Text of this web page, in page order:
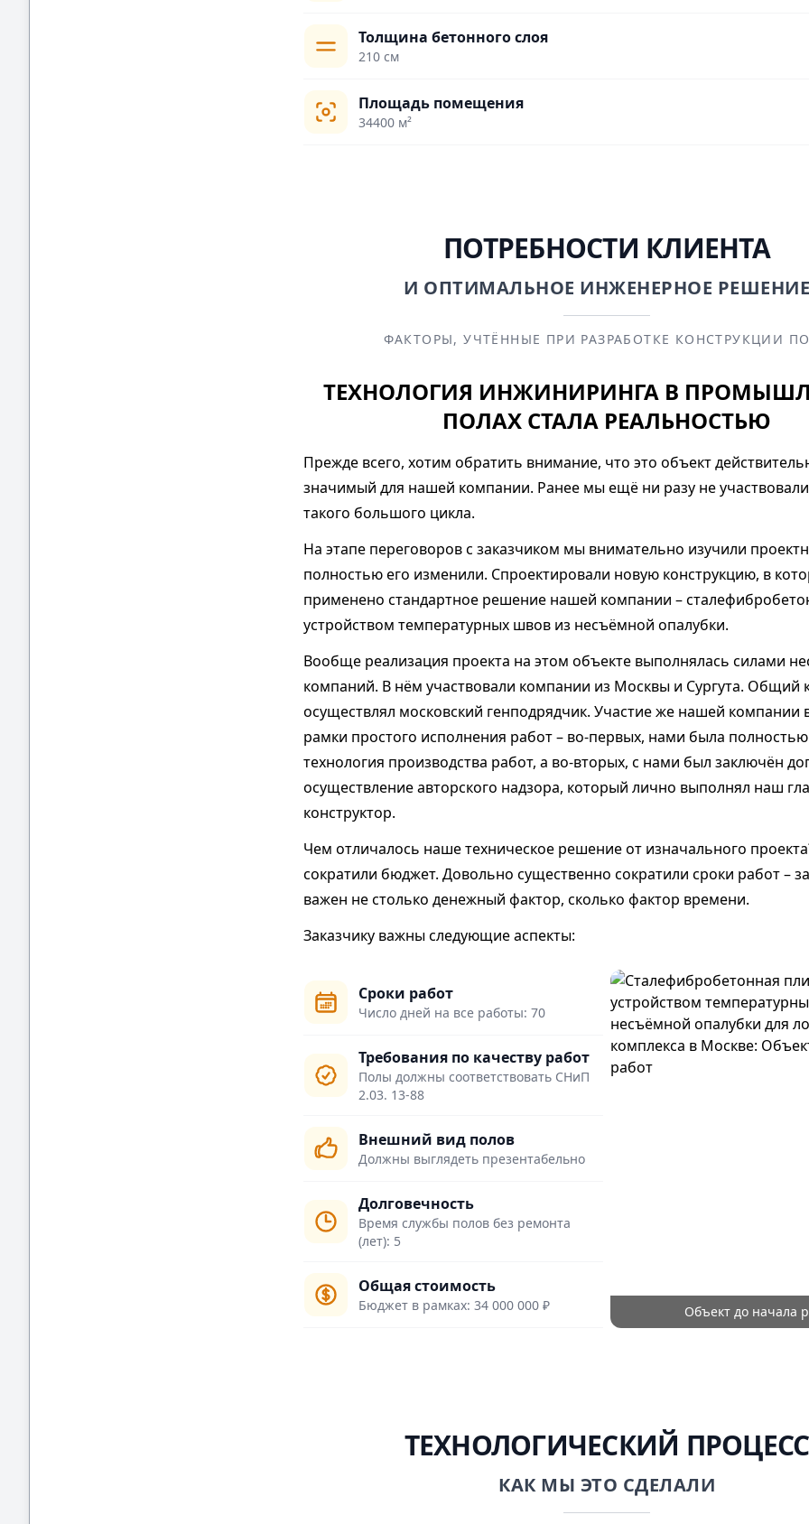
Толщина бетонного слоя
210 см
Площадь помещения
34400 м²
ПОТРЕБНОСТИ КЛИЕНТА
И ОПТИМАЛЬНОЕ ИНЖЕНЕРНОЕ РЕШЕНИЕ
ФАКТОРЫ, УЧТЁННЫЕ ПРИ РАЗРАБОТКЕ КОНСТРУКЦИИ
ТЕХНОЛОГИЯ ИНЖИНИРИНГА В
ПОЛАХ СТАЛА РЕАЛЬНОСТЬЮ
Прежде всего, хотим обратить внимание, что это объект
значимый для нашей компании. Ранее мы ещё ни разу не
такого большого цикла.
На этапе переговоров с заказчиком мы внимательно изучили
полностью его изменили. Спроектировали новую конструкцию, в
применено стандартное решение нашей компании –
устройством температурных швов из несъёмной опалубки.
Вообще реализация проекта на этом объекте выполнялась силами
компаний. В нём участвовали компании из Москвы и Сургута. Общий
осуществлял московский генподрядчик. Участие же нашей компании
рамки простого исполнения работ – во-первых, нами была
технология производства работ, а во-вторых, с нами был заключён
осуществление авторского надзора, который лично выполнял наш
конструктор.
Чем отличалось наше техническое решение от изначального
сократили бюджет. Довольно существенно сократили сроки работ –
важен не столько денежный фактор, сколько фактор времени.
Заказчику важны следующие аспекты:
Сроки работ
Число дней на все работы: 70
Требования по качеству работ
Полы должны соответствовать СНиП
2.03. 13-88
Внешний вид полов
Должны выглядеть презентабельно
Долговечность
Время службы полов без ремонта
(лет): 5
Общая стоимость
Бюджет в рамках: 34 000 000 ₽ Объект до начала
ТЕХНОЛОГИЧЕСКИЙ ПРОЦЕСС
КАК МЫ ЭТО СДЕЛАЛИ